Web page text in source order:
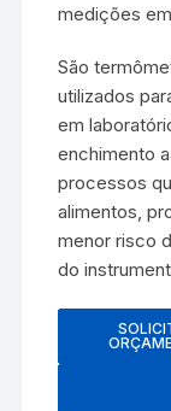
medições
São
utilizados
em
enchimento
processos
alimentos,
menor risco
do